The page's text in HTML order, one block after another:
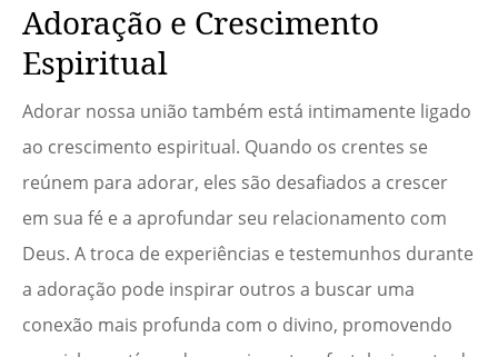
Adoração e Crescimento
Espiritual
Adorar nossa união também está intimamente ligado
ao crescimento espiritual. Quando os crentes se
reúnem para adorar, eles são desafiados a crescer
em sua fé e a aprofundar seu relacionamento com
Deus. A troca de experiências e testemunhos durante
a adoração pode inspirar outros a buscar uma
conexão mais profunda com o divino, promovendo